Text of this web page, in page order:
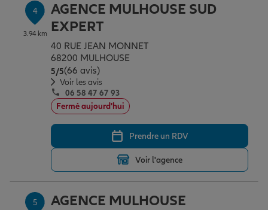
4
3.94 km
AGENCE MULHOUSE SUD
EXPERT
40 RUE JEAN MONNET
68200 MULHOUSE
5/5Note de 5 sur 5
(66 avis)
Voir les avis
06 58 47 67 93
Fermé aujourd'hui
Prendre un RDV
Voir l'agence
5
AGENCE MULHOUSE